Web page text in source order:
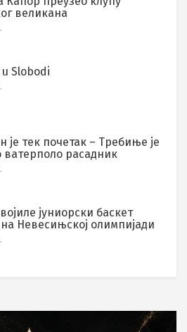
великана
Slobodi
је тек почетак – Требиње је
ватерполо расадник
јуниорски баскет
Невесињској олимпијади